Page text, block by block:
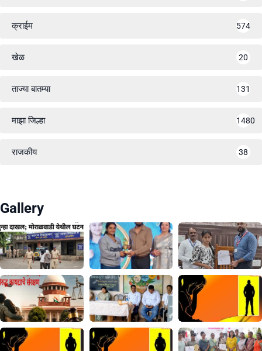
क्राईम 574
खेळ 20
ताज्या बातम्या 131
माझा जिल्हा 1480
राजकीय 38
Gallery